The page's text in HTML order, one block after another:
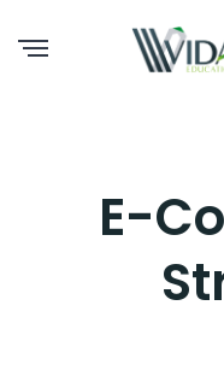
E-